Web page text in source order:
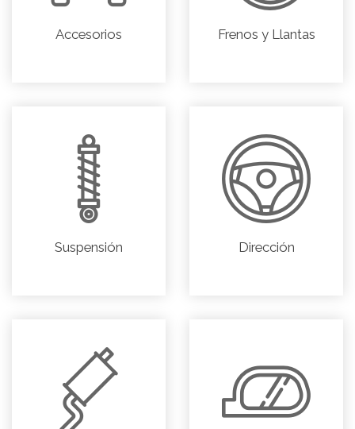
Accesorios Frenos y Llantas
Suspensión Dirección